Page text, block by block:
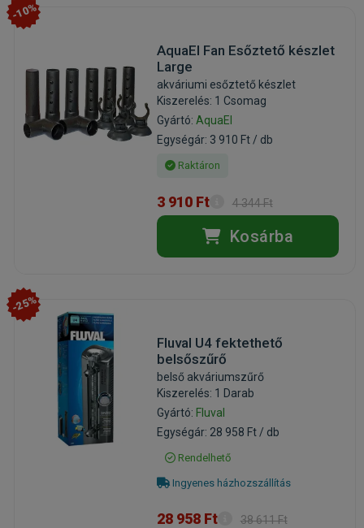
-10%
AquaEl Fan Esőztető készlet
Large
akváriumi esőztető készlet
Kiszerelés: 1 Csomag
Gyártó: AquaEl
Egységár: 3 910 Ft / db
Raktáron
3 910 Ft 4 344 Ft
Kosárba
-25%
Fluval U4 fektethető
belsőszűrő
belső akváriumszűrő
Kiszerelés: 1 Darab
Gyártó: Fluval
Egységár: 28 958 Ft / db
Rendelhető
Ingyenes házhozszállítás
28 958 Ft 38 611 Ft